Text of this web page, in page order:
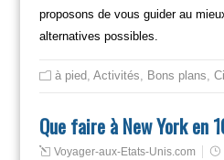
proposons de vous guider au
alternatives possibles.
à pied Activités Bons plans
Que faire à New York en
Voyager-aux-Etats-Unis.com